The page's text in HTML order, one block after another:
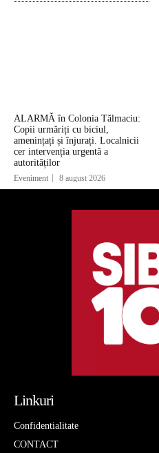
ALARMĂ în Colonia Tălmaciu:
Copii urmăriți cu biciul,
amenințați și înjurați. Localnicii
cer intervenția urgentă a
autorităților
Eveniment 8 august 2026
Linkuri
Confidentialitate
CONTACT